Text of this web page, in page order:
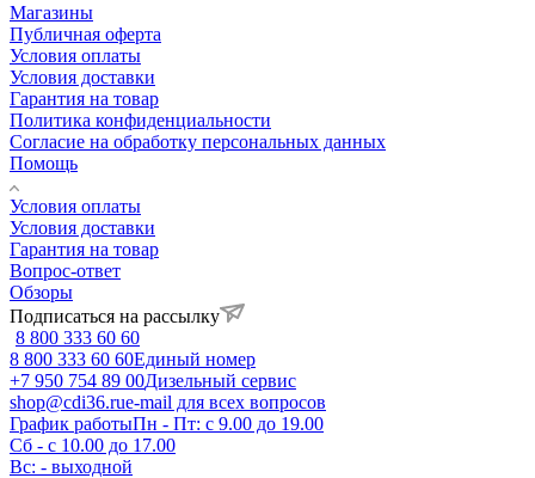
Магазины
Публичная оферта
Условия оплаты
Условия доставки
Гарантия на товар
Политика конфиденциальности
Согласие на обработку персональных данных
Помощь
Условия оплаты
Условия доставки
Гарантия на товар
Вопрос-ответ
Обзоры
Подписаться на рассылку
8 800 333 60 60
8 800 333 60 60Единый номер
+7 950 754 89 00Дизельный сервис
shop@cdi36.rue-mail для всех вопросов
График работыПн - Пт: с 9.00 до 19.00
Сб - с 10.00 до 17.00
Вс: - выходной